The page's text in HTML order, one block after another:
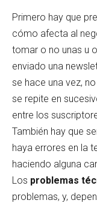
Primero hay que
cómo afecta al
tomar o no unas u
enviado una
se hace una vez,
se repite en
entre los
También hay que
haya errores en la
haciendo alguna
Los problemas
problemas, y,